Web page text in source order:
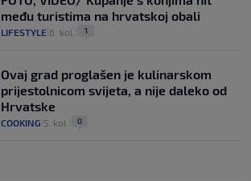
među turistima na hrvatskoj obali
LIFESTYLE 6. kol. 1
Ovaj grad proglašen je kulinarskom
prijestolnicom svijeta, a nije daleko od
Hrvatske
COOKING 5. kol. 0